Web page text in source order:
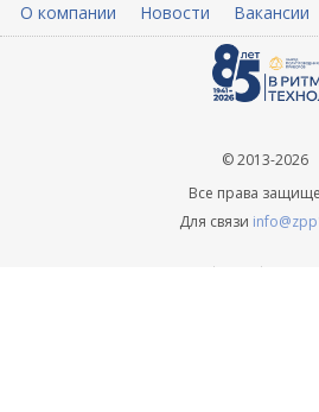
О компании Новости Вакансии
© 2013-2026
Все права
Для связи